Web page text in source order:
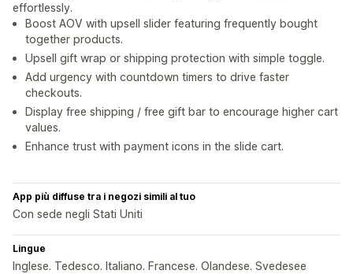
effortlessly.
Boost AOV with upsell slider featuring frequently bought
together products.
Upsell gift wrap or shipping protection with simple toggle.
Add urgency with countdown timers to drive faster
checkouts.
Display free shipping / free gift bar to encourage higher cart
values.
Enhance trust with payment icons in the slide cart.
App più diffuse tra i negozi simili al tuo
Con sede negli Stati Uniti
Lingue
Inglese. Tedesco. Italiano. Francese. Olandese. Svedesee